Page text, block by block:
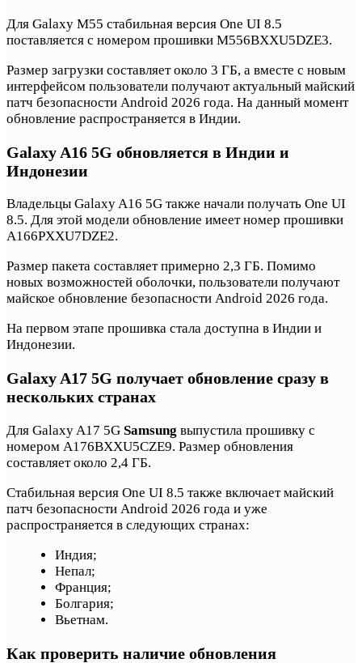
Для Galaxy M55 стабильная версия One UI 8.5
поставляется с номером прошивки M556BXXU5DZE3.
Размер загрузки составляет около 3 ГБ, а вместе с новым
интерфейсом пользователи получают актуальный майский
патч безопасности Android 2026 года. На данный момент
обновление распространяется в Индии.
Galaxy A16 5G обновляется в Индии и
Индонезии
Владельцы Galaxy A16 5G также начали получать One UI
8.5. Для этой модели обновление имеет номер прошивки
A166PXXU7DZE2.
Размер пакета составляет примерно 2,3 ГБ. Помимо
новых возможностей оболочки, пользователи получают
майское обновление безопасности Android 2026 года.
На первом этапе прошивка стала доступна в Индии и
Индонезии.
Galaxy A17 5G получает обновление сразу в
нескольких странах
Для Galaxy A17 5G Samsung выпустила прошивку с
номером A176BXXU5CZE9. Размер обновления
составляет около 2,4 ГБ.
Стабильная версия One UI 8.5 также включает майский
патч безопасности Android 2026 года и уже
распространяется в следующих странах:
Индия;
Непал;
Франция;
Болгария;
Вьетнам.
Как проверить наличие обновления